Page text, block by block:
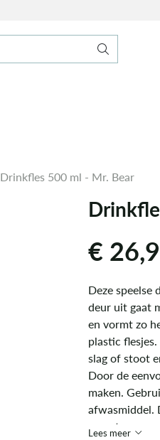
Drinkfles 500 ml - Mr. Bear
€
Deze speelse
deur uit gaat
en vormt zo
plastic
slag of stoot
Door de
maken.
afwasmiddel.
zo ontworpen
Lees meer